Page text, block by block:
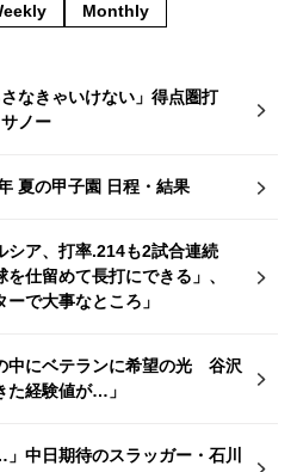
Monthly
なきゃいけない」得点圏打
ノー
夏の甲子園 日程・結果
シア、打率.214も2試合連続
仕留めて長打にできる」、
ーで大事なところ」
中にベテランに希望の光 谷沢
た経験値が…」
中日期待のスラッガー・石川